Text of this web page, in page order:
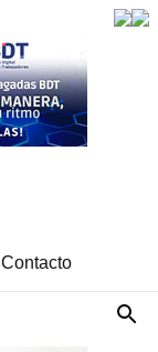
Contacto